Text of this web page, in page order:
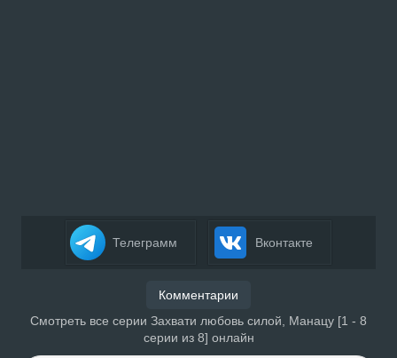
Телеграмм Вконтакте
Комментарии
Смотреть все серии Захвати любовь силой, Манацу [1 - 8
серии из 8] онлайн